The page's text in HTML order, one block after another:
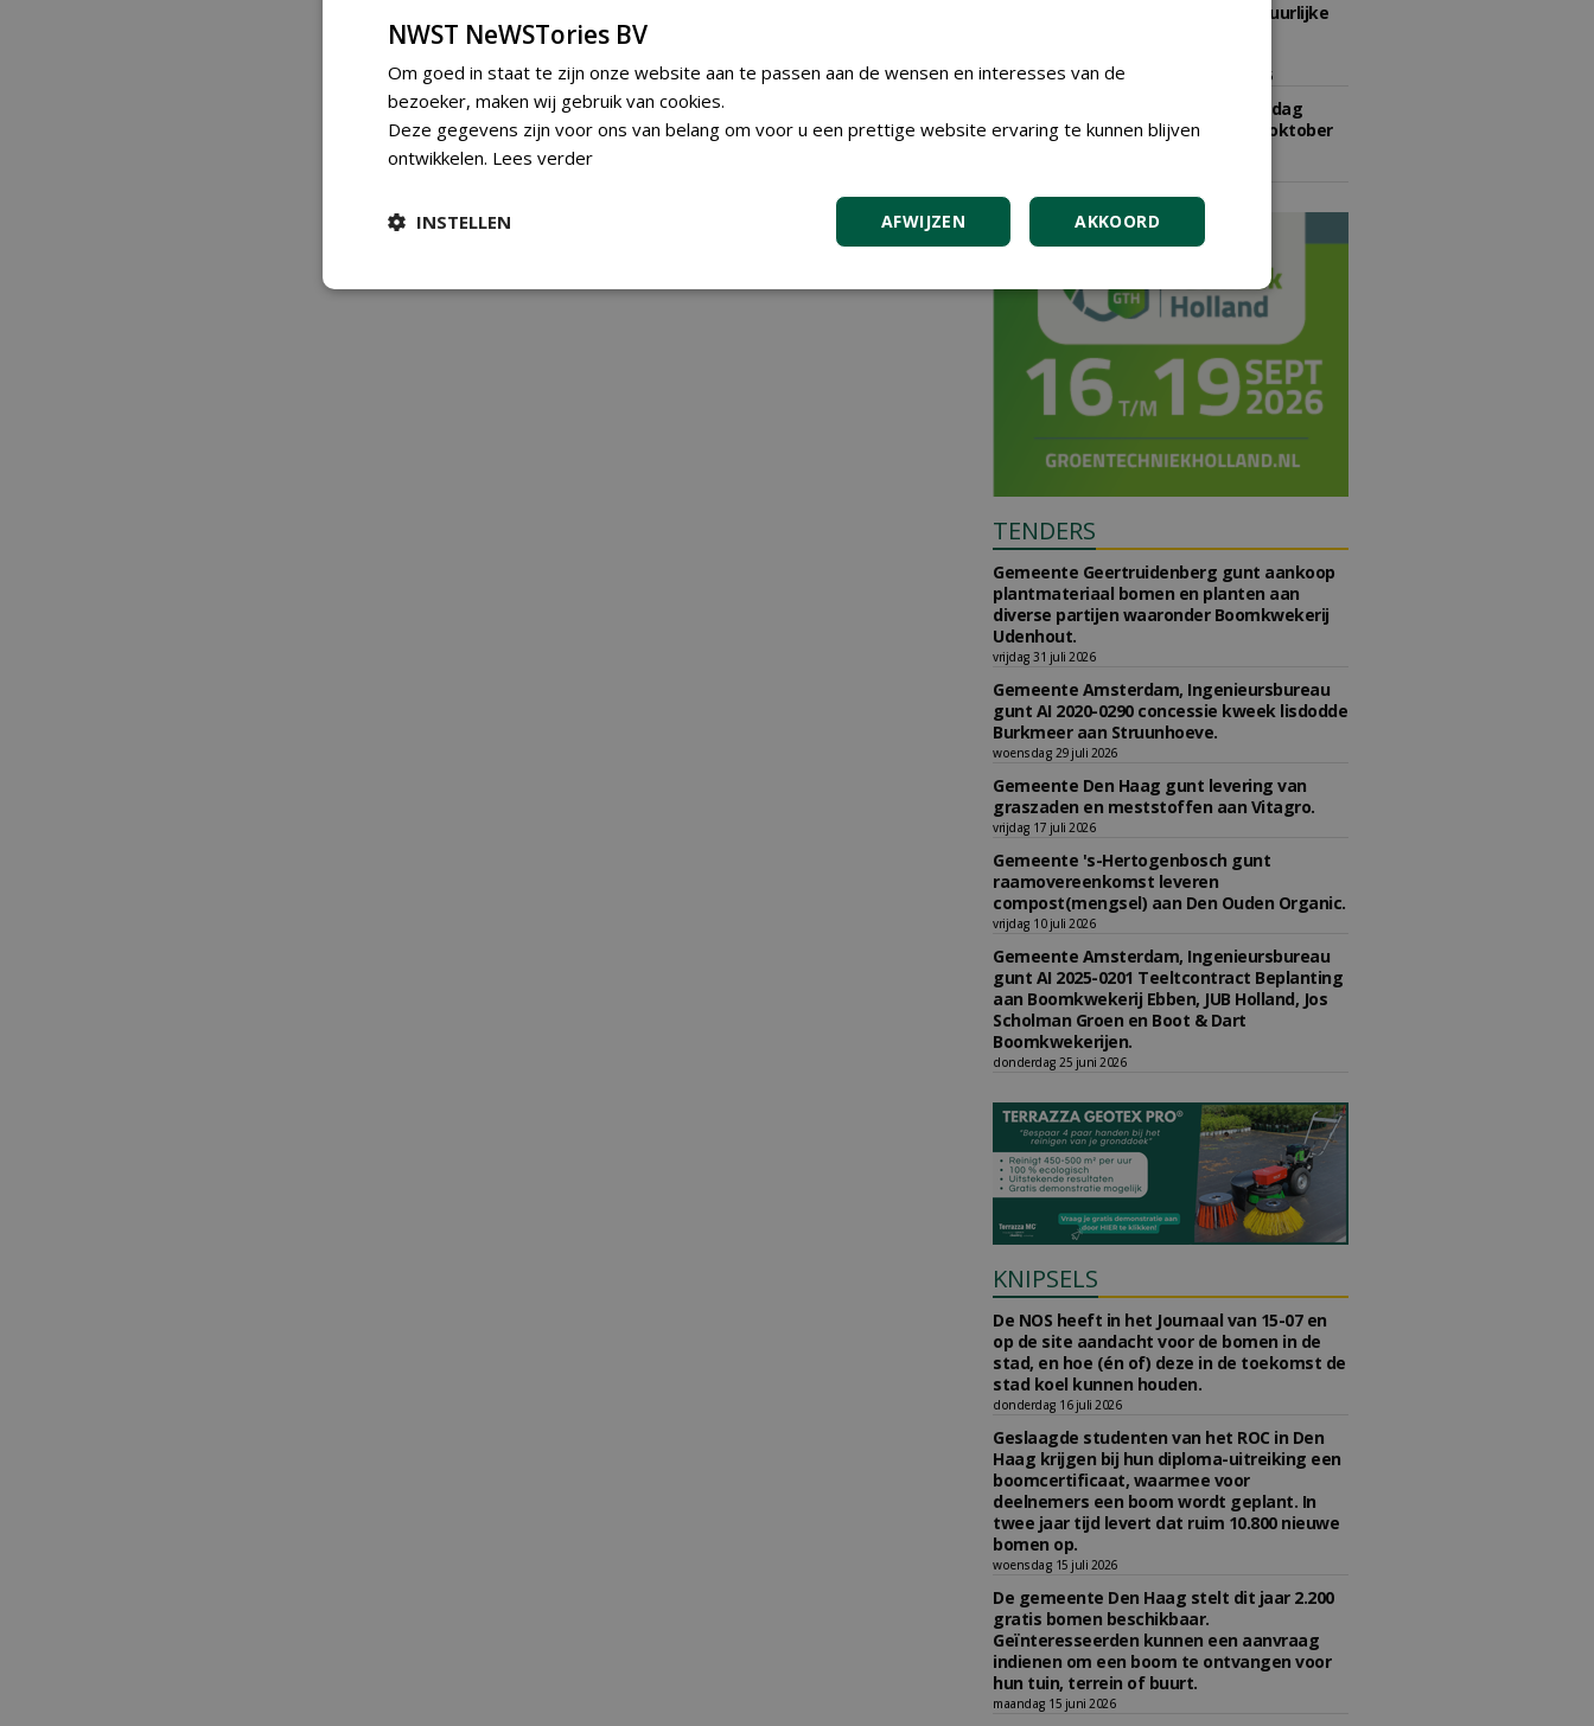
Kennismiddag: 'Natuurlijke
maandag 28 september 2026
Landelijke Jongerendag
Boomkwekerij op 9 oktober
TENDERS
Gemeente Geertruidenberg gunt aankoop
plantmateriaal bomen en planten aan
diverse partijen waaronder Boomkwekerij
Udenhout.
vrijdag 31 juli 2026
Gemeente Amsterdam, Ingenieursbureau
gunt AI 2020-0290 concessie kweek lisdodde
Burkmeer aan Struunhoeve.
woensdag 29 juli 2026
Gemeente Den Haag gunt levering van
graszaden en meststoffen aan Vitagro.
vrijdag 17 juli 2026
Gemeente 's-Hertogenbosch gunt
raamovereenkomst leveren
compost(mengsel) aan Den Ouden Organic.
vrijdag 10 juli 2026
Gemeente Amsterdam, Ingenieursbureau
gunt AI 2025-0201 Teeltcontract Beplanting
aan Boomkwekerij Ebben, JUB Holland, Jos
Scholman Groen en Boot & Dart
Boomkwekerijen.
donderdag 25 juni 2026
KNIPSELS
De NOS heeft in het Journaal van 15-07 en
op de site aandacht voor de bomen in de
stad, en hoe (én of) deze in de toekomst de
stad koel kunnen houden.
donderdag 16 juli 2026
Geslaagde studenten van het ROC in Den
Haag krijgen bij hun diploma-uitreiking een
boomcertificaat, waarmee voor
deelnemers een boom wordt geplant. In
twee jaar tijd levert dat ruim 10.800 nieuwe
bomen op.
woensdag 15 juli 2026
De gemeente Den Haag stelt dit jaar 2.200
gratis bomen beschikbaar.
Geïnteresseerden kunnen een aanvraag
indienen om een boom te ontvangen voor
hun tuin, terrein of buurt.
maandag 15 juni 2026
NWST NeWSTories BV
Om goed in staat te zijn onze website aan te passen aan de wensen en interesses van de
bezoeker, maken wij gebruik van cookies.
Deze gegevens zijn voor ons van belang om voor u een prettige website ervaring te kunnen blijven
ontwikkelen. Lees verder
AKKOORD
AFWIJZEN
INSTELLEN